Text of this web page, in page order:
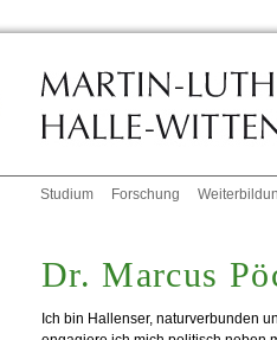
Studium Forschung
Dr. Marcus
Ich bin Hallenser, naturverbunden